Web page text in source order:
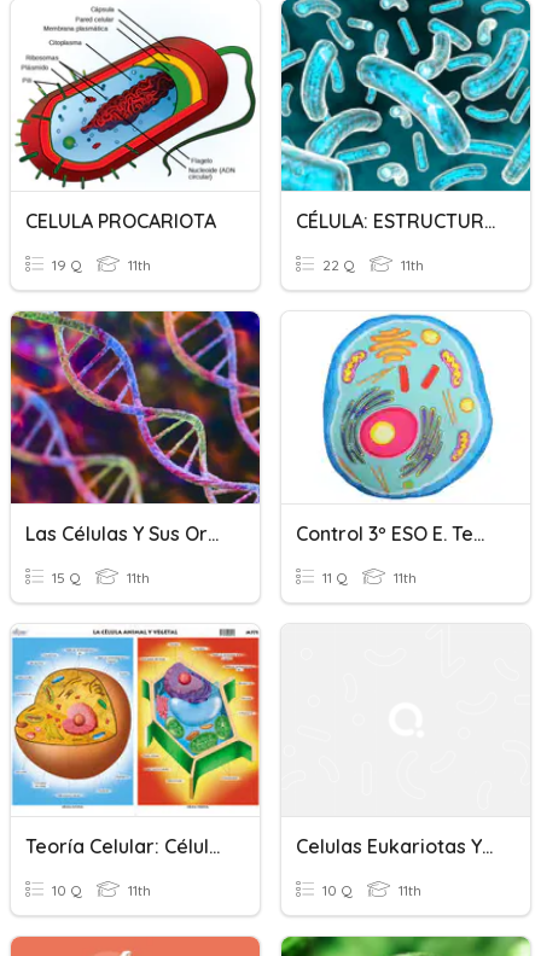
CELULA PROCARIOTA
19 Q 11th
CÉLULA: ESTRUCTURA Y METABOLISMO
22 Q 11th
Las Células Y Sus Organelos
15 Q 11th
Control 3º ESO E. Tema 1
11 Q 11th
Teoría Celular: Célula Procariota Y Eucariota
10 Q 11th
Celulas Eukariotas Y Prokariotas
10 Q 11th